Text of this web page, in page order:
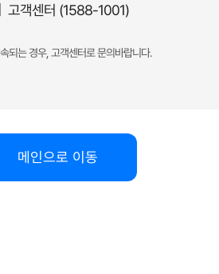
고객센터 (1588-1001)
되는 경우, 고객센터로 문의바랍니다.
메인으로 이동